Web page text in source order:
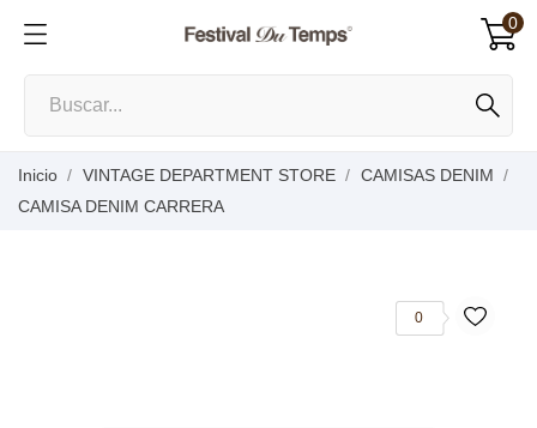
0
Inicio VINTAGE DEPARTMENT STORE
CAMISAS DENIM
CAMISA DENIM CARRERA
0